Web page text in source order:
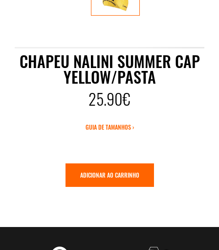
CHAPEU NALINI SUMMER CAP
YELLOW/PASTA
25.90€
GUIA DE TAMANHOS ›
ADICIONAR AO CARRINHO